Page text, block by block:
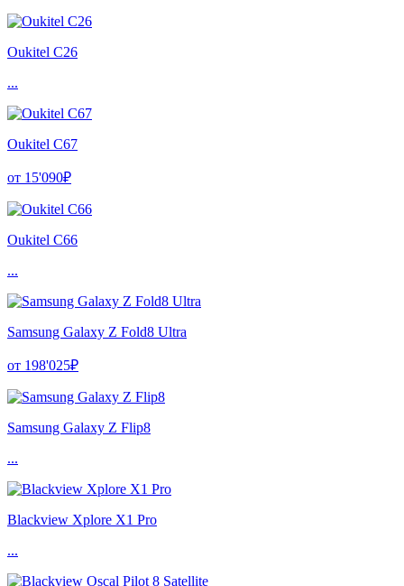
Oukitel C26
...
Oukitel C67
от 15'090₽
Oukitel C66
...
Samsung Galaxy Z Fold8 Ultra
от 198'025₽
Samsung Galaxy Z Flip8
...
Blackview Xplore X1 Pro
...